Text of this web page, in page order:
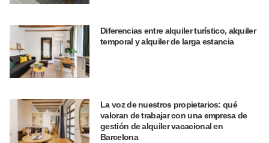
Diferencias entre alquiler turístico, alquiler
temporal y alquiler de larga estancia
La voz de nuestros propietarios: qué
valoran de trabajar con una empresa de
gestión de alquiler vacacional en
Barcelona